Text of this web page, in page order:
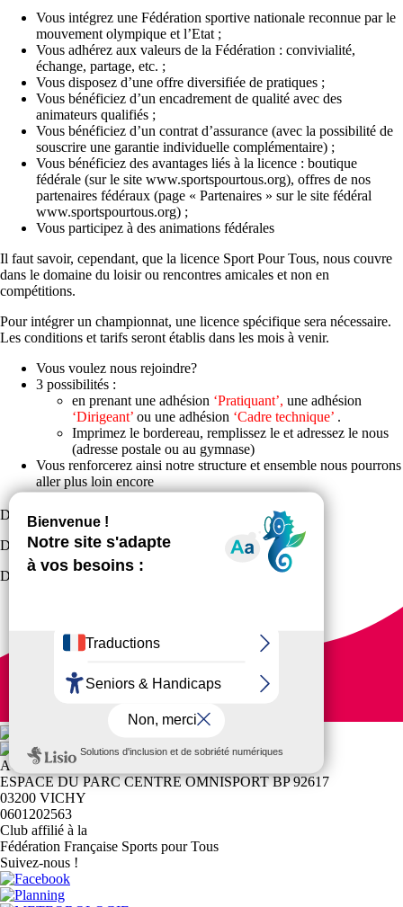
Vous intégrez une Fédération sportive nationale reconnue par le
mouvement olympique et l’Etat ;
Vous adhérez aux valeurs de la Fédération : convivialité,
échange, partage, etc. ;
Vous disposez d’une offre diversifiée de pratiques ;
Vous bénéficiez d’un encadrement de qualité avec des
animateurs qualifiés ;
Vous bénéficiez d’un contrat d’assurance (avec la possibilité de
souscrire une garantie individuelle complémentaire) ;
Vous bénéficiez des avantages liés à la licence : boutique
fédérale (sur le site www.sportspourtous.org), offres de nos
partenaires fédéraux (page « Partenaires » sur le site fédéral
www.sportspourtous.org) ;
Vous participez à des animations fédérales
Il faut savoir, cependant, que la licence Sport Pour Tous, nous couvre
dans le domaine du loisir ou rencontres amicales et non en
compétitions.
Pour intégrer un championnat, une licence spécifique sera nécessaire.
Les conditions et tarifs seront établis dans les mois à venir.
Vous voulez nous rejoindre?
3 possibilités :
en prenant une adhésion ‘Pratiquant’, une adhésion
‘Dirigeant’ ou une adhésion ‘Cadre technique’ .
Imprimez le bordereau, remplissez le et adressez le nous
(adresse postale ou au gymnase)
Vous renforcerez ainsi notre structure et ensemble nous pourrons
aller plus loin encore
Demande de licence Pratiquant 2025-2026
Demande de licence Dirigeant 2025-2026
Demande de licence Cadre Technique 2025-2026
ACADEMIE VICHY RUGBY (AVR)
ESPACE DU PARC CENTRE OMNISPORT BP 92617
03200 VICHY
0601202563
Club affilié à la
Fédération Française Sports pour Tous
Suivez-nous !